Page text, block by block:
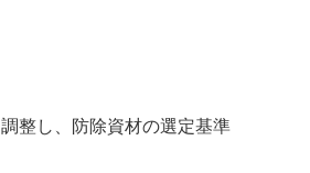
整し、防除資材の選定基準